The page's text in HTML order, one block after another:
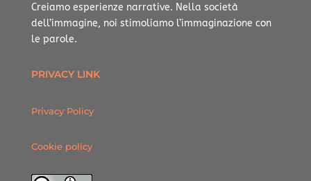
Creiamo esperienze narrative. Nella società
dell’immagine, noi stimoliamo l’immaginazione con
le parole.
PRIVACY LINK
Privacy Policy
Cookie policy